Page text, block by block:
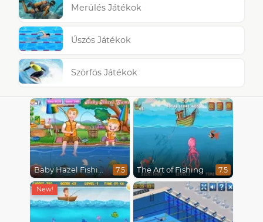
Merülés Játékok
Úszós Játékok
Szörfös Játékok
Baby Hazel Fishing Time 7.5 The Art of Fishing 7.5